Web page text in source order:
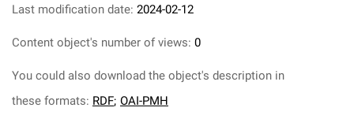
Last modification date: 2024-02-12
Content object's number of views: 0
You could also download the object's description in
these formats: RDF; OAI-PMH